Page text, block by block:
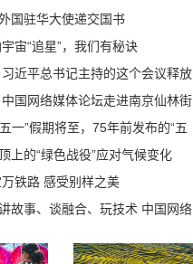
国驻华大使递交国书
宙“追星”，我们有秘诀
近平总书记主持的这个会议释放
新信号
国网络媒体论坛走进南京仙林街
五一”假期将至，75年前发布的“五
吗？
上的“绿色战役”应对气候变化
铁路 感受别样之美
故事、谈融合、玩技术 中国网络